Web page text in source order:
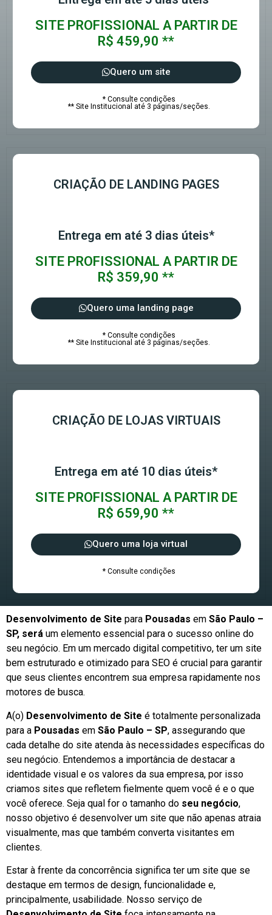
SITE PROFISSIONAL A PARTIR DE
R$ 459,90 **
Quero um site
* Consulte condições
** Site Institucional até 3 páginas/seções.
CRIAÇÃO DE LANDING PAGES
Entrega em até 3 dias úteis*
SITE PROFISSIONAL A PARTIR DE
R$ 359,90 **
Quero uma landing page
* Consulte condições
** Site Institucional até 3 páginas/seções.
CRIAÇÃO DE LOJAS VIRTUAIS
Entrega em até 10 dias úteis*
SITE PROFISSIONAL A PARTIR DE
R$ 659,90 **
Quero uma loja virtual
* Consulte condições
Desenvolvimento de Site para Pousadas em São Paulo –
SP, será um elemento essencial para o sucesso online do
seu negócio. Em um mercado digital competitivo, ter um site
bem estruturado e otimizado para SEO é crucial para garantir
que seus clientes encontrem sua empresa rapidamente nos
motores de busca.
A(o) Desenvolvimento de Site é totalmente personalizada
para a Pousadas em São Paulo – SP, assegurando que
cada detalhe do site atenda às necessidades específicas do
seu negócio. Entendemos a importância de destacar a
identidade visual e os valores da sua empresa, por isso
criamos sites que refletem fielmente quem você é e o que
você oferece. Seja qual for o tamanho do seu negócio,
nosso objetivo é desenvolver um site que não apenas atraia
visualmente, mas que também converta visitantes em
clientes.
Estar à frente da concorrência significa ter um site que se
destaque em termos de design, funcionalidade e,
principalmente, usabilidade. Nosso serviço de